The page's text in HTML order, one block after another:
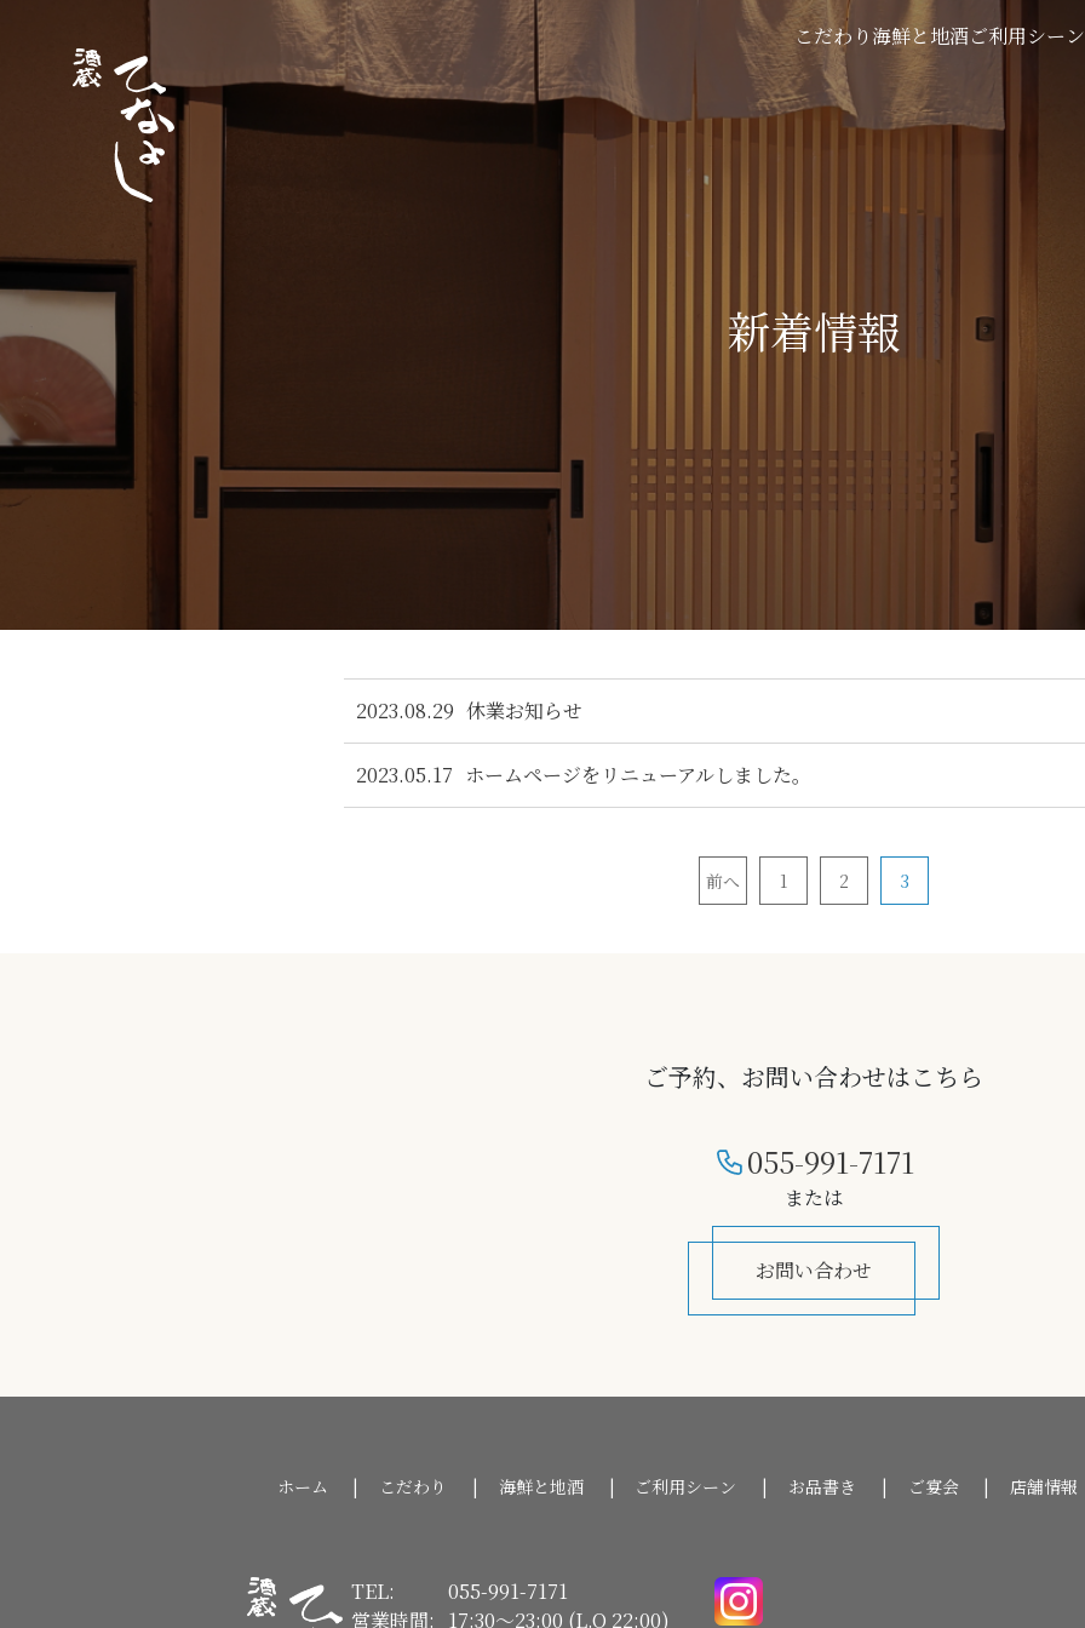
こだわり 海鮮と地酒ご利用シーン
新着情報
2023.08.29 休業お知らせ
2023.05.17 ホームページをリニューアルしました。
前へ 1 2 3
ご予約、お問い合わせはこちら
055-991-7171
または
お問い合わせ
ホーム こだわり 海鮮と地酒 ご利用シーン お品書き ご宴会 店舗情報
TEL:
055-991-7171
営業時間:
17:30〜23:00 (L.O 22:00)